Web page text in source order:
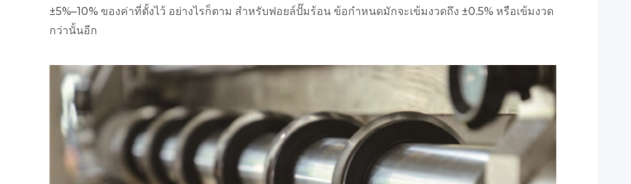
±5%–10% ของค่าที่ตั้งไว้ อย่างไรก็ตาม สำหรับฟอยล์ปั๊มร้อน ข้อกำหนดมักจะเข้มงวดถึง ±0.5% หรือเข้มงวด
กว่านั้นอีก